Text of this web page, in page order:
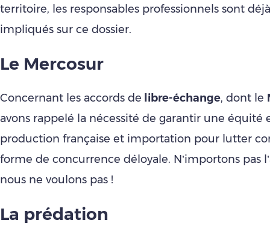
territoire, les responsables professionnels sont
impliqués sur ce dossier.
Le Mercosur
Concernant les accords de libre-échange, dont le
avons rappelé la nécessité de garantir une équité
production française et importation pour lutter
forme de concurrence déloyale. N’importons pas
nous ne voulons pas !
La prédation